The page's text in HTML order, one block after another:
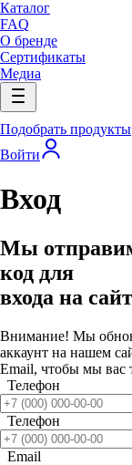
Каталог
FAQ
О бренде
Сертификаты
Медиа
Подобрать продукты
Войти
Вход
Мы
код для
входа на сайт
Внимание! Мы
аккаунт на нашем
Email, чтобы мы вас
Телефон
Телефон
Email